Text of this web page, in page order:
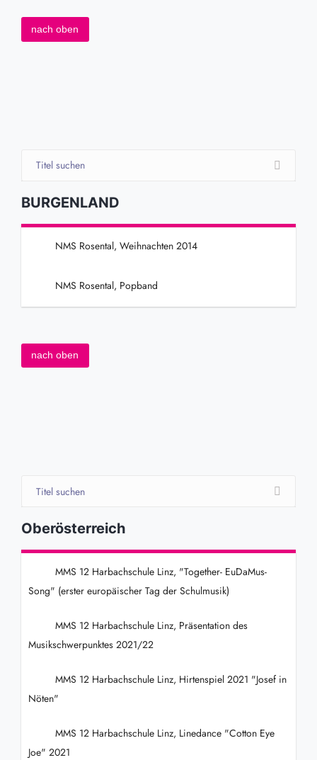
nach oben
BURGENLAND
NMS Rosental, Weihnachten 2014
NMS Rosental, Popband
nach oben
Oberösterreich
MMS 12 Harbachschule Linz, "Together- EuDaMus-
Song" (erster europäischer Tag der Schulmusik)
MMS 12 Harbachschule Linz, Präsentation des
Musikschwerpunktes 2021/22
MMS 12 Harbachschule Linz, Hirtenspiel 2021 "Josef in
Nöten"
MMS 12 Harbachschule Linz, Linedance "Cotton Eye
Joe" 2021